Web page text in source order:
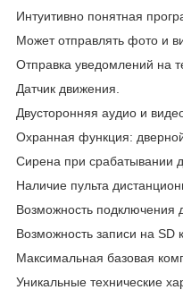
Интуитивно понятная
Может отправлять фото и
Отправка уведомлений на
Датчик движения.
Двусторонняя аудио и
Охранная функция:
Сирена при срабатывании
Наличие пульта
Возможность подключения
Возможность записи на SD
Максимальная базовая
Уникальные технические